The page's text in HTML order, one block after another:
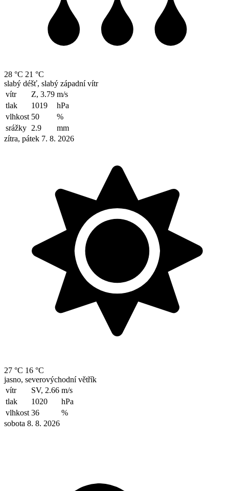
28 °C 21 °C
slabý déšť, slabý západní vítr
vítr
Z, 3.79 m/s
tlak
1019
hPa
vlhkost 50
%
srážky 2.9
mm
zítra, pátek 7. 8. 2026
27 °C 16 °C
jasno, severovýchodní větřík
vítr
SV, 2.66 m/s
tlak
1020
hPa
vlhkost 36
%
sobota 8. 8. 2026